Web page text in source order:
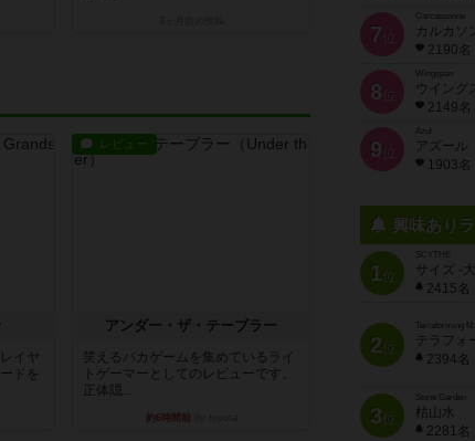
イヤ
ドを
レビュー
アンダー・ザ・テーブラー
笑えるバカゲームを集めているライ
トゲーマーとしてのレビューです。
正体隠...
約6時間前
7 位
Carcassonne
カルカソ
2190名
8 位
Wingspan
ウイング
2149名
9 位
Azul
アズール
1903名
興味あり
1位
SCYTHE
サイズ -
2415名
2位
Terraforming
テラフォ
2394名
3位
Stone Garden
枯山水
2281名